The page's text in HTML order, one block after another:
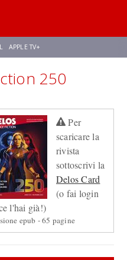
APPLE TV+
TREK AVENGERS: DOOMSDAY
Per
scaricare la
rivista
sottoscrivi la
Delos Card
(o fai login
l'hai già!)
epub - 65 pagine